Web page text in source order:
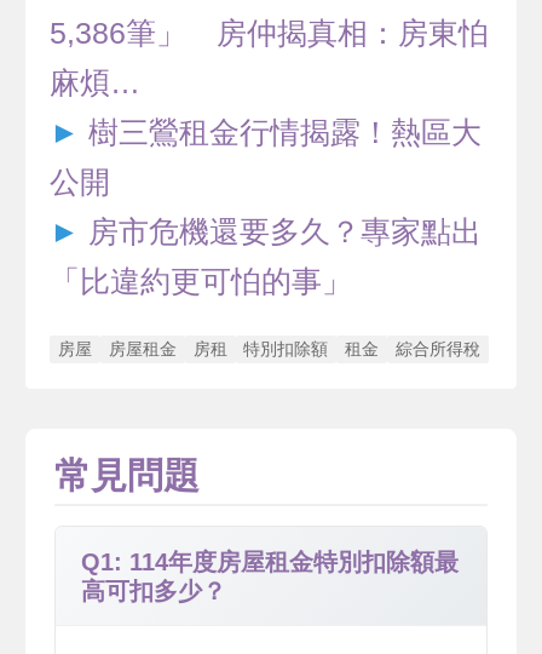
5,386筆」 房仲揭真相：房東怕
麻煩…
► 樹三鶯租金行情揭露！熱區大
公開
► 房市危機還要多久？專家點出
「比違約更可怕的事」
房屋 房屋租金 房租 特別扣除額 租金 綜合所得稅
常見問題
Q1: 114年度房屋租金特別扣除額最
高可扣多少？